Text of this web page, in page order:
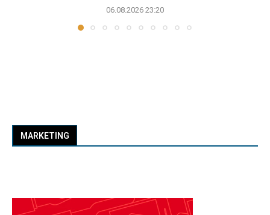
06.08.2026 23:20
MARKETING